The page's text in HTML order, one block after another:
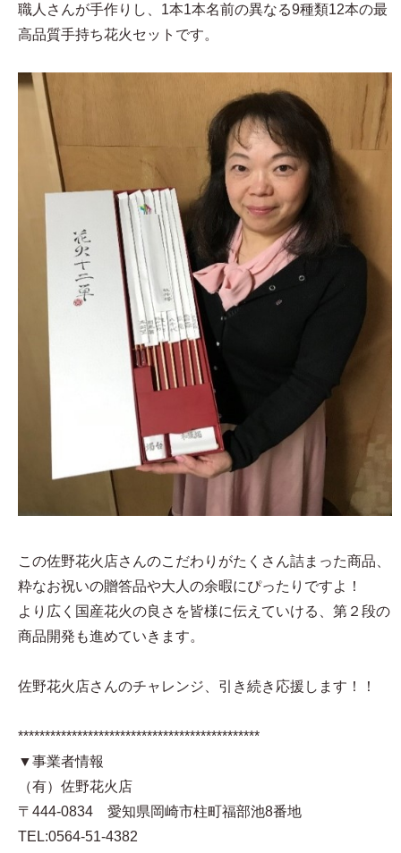
職人さんが手作りし、1本1本名前の異なる9種類12本の最
高品質手持ち花火セットです。
この佐野花火店さんのこだわりがたくさん詰まった商品、
粋なお祝いの贈答品や大人の余暇にぴったりですよ！
より広く国産花火の良さを皆様に伝えていける、第２段の
商品開発も進めていきます。
佐野花火店さんのチャレンジ、引き続き応援します！！
*********************************************
▼事業者情報
（有）佐野花火店
〒444-0834 愛知県岡崎市柱町福部池8番地
TEL:0564-51-4382